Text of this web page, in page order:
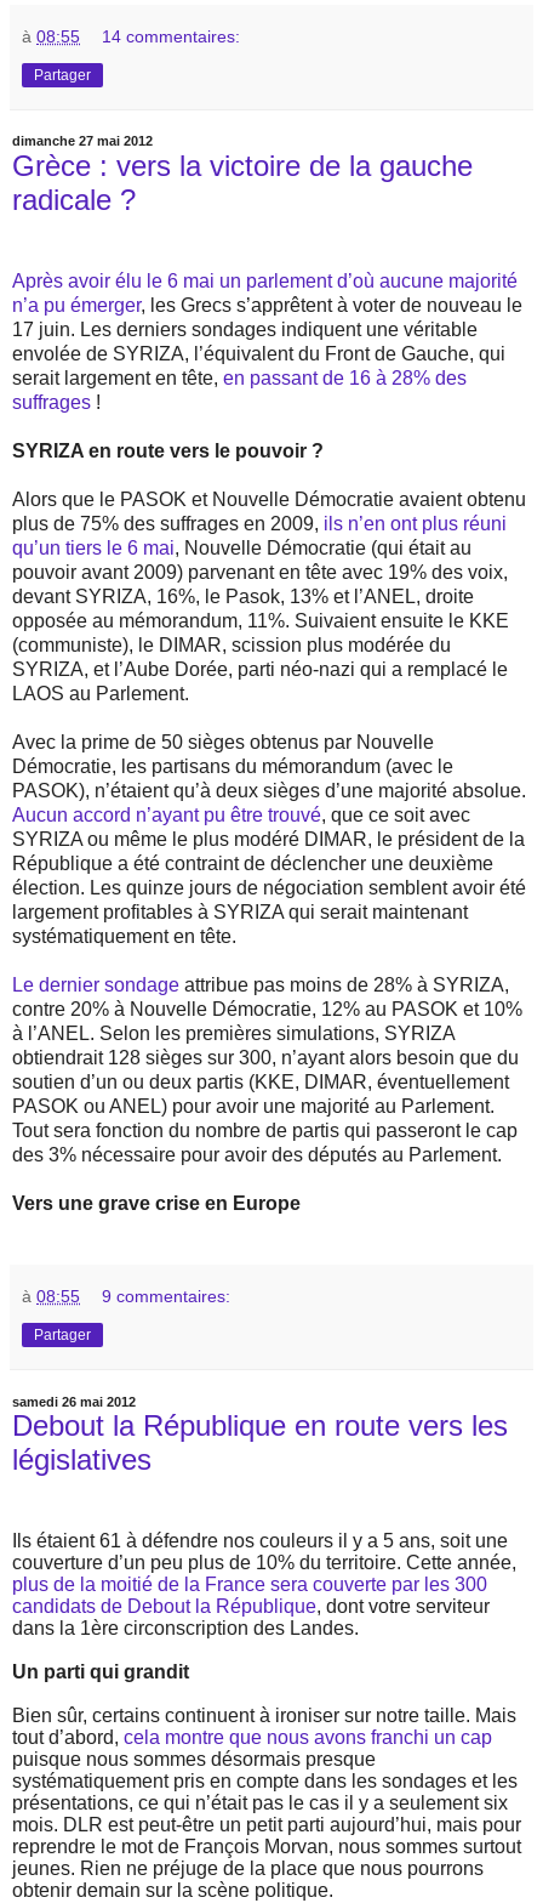
à 08:55 14 commentaires:
Partager
dimanche 27 mai 2012
Grèce : vers la victoire de la gauche
radicale ?
Après avoir élu le 6 mai un parlement d’où aucune majorité
n’a pu émerger, les Grecs s’apprêtent à voter de nouveau le
17 juin. Les derniers sondages indiquent une véritable
envolée de SYRIZA, l’équivalent du Front de Gauche, qui
serait largement en tête, en passant de 16 à 28% des
suffrages !
SYRIZA en route vers le pouvoir ?
Alors que le PASOK et Nouvelle Démocratie avaient obtenu
plus de 75% des suffrages en 2009, ils n’en ont plus réuni
qu’un tiers le 6 mai, Nouvelle Démocratie (qui était au
pouvoir avant 2009) parvenant en tête avec 19% des voix,
devant SYRIZA, 16%, le Pasok, 13% et l’ANEL, droite
opposée au mémorandum, 11%. Suivaient ensuite le KKE
(communiste), le DIMAR, scission plus modérée du
SYRIZA, et l’Aube Dorée, parti néo-nazi qui a remplacé le
LAOS au Parlement.
Avec la prime de 50 sièges obtenus par Nouvelle
Démocratie, les partisans du mémorandum (avec le
PASOK), n’étaient qu’à deux sièges d’une majorité absolue.
Aucun accord n’ayant pu être trouvé, que ce soit avec
SYRIZA ou même le plus modéré DIMAR, le président de la
République a été contraint de déclencher une deuxième
élection. Les quinze jours de négociation semblent avoir été
largement profitables à SYRIZA qui serait maintenant
systématiquement en tête.
Le dernier sondage attribue pas moins de 28% à SYRIZA,
contre 20% à Nouvelle Démocratie, 12% au PASOK et 10%
à l’ANEL. Selon les premières simulations, SYRIZA
obtiendrait 128 sièges sur 300, n’ayant alors besoin que du
soutien d’un ou deux partis (KKE, DIMAR, éventuellement
PASOK ou ANEL) pour avoir une majorité au Parlement.
Tout sera fonction du nombre de partis qui passeront le cap
des 3% nécessaire pour avoir des députés au Parlement.
Vers une grave crise en Europe
à 08:55 9 commentaires:
Partager
samedi 26 mai 2012
Debout la République en route vers les
législatives
Ils étaient 61 à défendre nos couleurs il y a 5 ans, soit une
couverture d’un peu plus de 10% du territoire. Cette année,
plus de la moitié de la France sera couverte par les 300
candidats de Debout la République, dont votre serviteur
dans la 1ère circonscription des Landes.
Un parti qui grandit
Bien sûr, certains continuent à ironiser sur notre taille. Mais
tout d’abord, cela montre que nous avons franchi un cap
puisque nous sommes désormais presque
systématiquement pris en compte dans les sondages et les
présentations, ce qui n’était pas le cas il y a seulement six
mois. DLR est peut-être un petit parti aujourd’hui, mais pour
reprendre le mot de François Morvan, nous sommes surtout
jeunes. Rien ne préjuge de la place que nous pourrons
obtenir demain sur la scène politique.